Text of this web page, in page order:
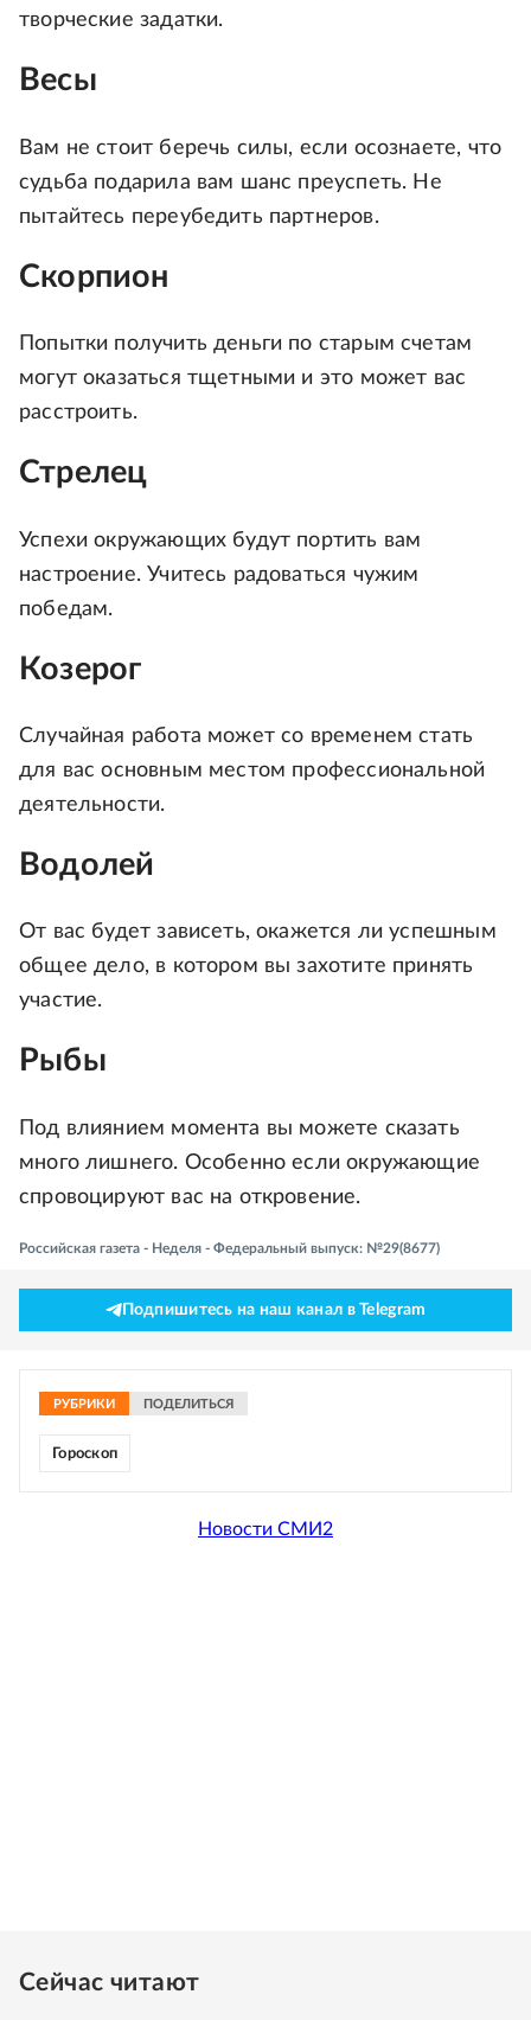
творческие задатки.
Весы
Вам не стоит беречь силы, если осознаете, что
судьба подарила вам шанс преуспеть. Не
пытайтесь переубедить партнеров.
Скорпион
Попытки получить деньги по старым счетам
могут оказаться тщетными и это может вас
расстроить.
Стрелец
Успехи окружающих будут портить вам
настроение. Учитесь радоваться чужим
победам.
Козерог
Случайная работа может со временем стать
для вас основным местом профессиональной
деятельности.
Водолей
От вас будет зависеть, окажется ли успешным
общее дело, в котором вы захотите принять
участие.
Рыбы
Под влиянием момента вы можете сказать
много лишнего. Особенно если окружающие
спровоцируют вас на откровение.
Российская газета - Неделя - Федеральный выпуск: №29(8677)
Подпишитесь на наш канал в Telegram
РУБРИКИ ПОДЕЛИТЬСЯ
Гороскоп
Новости СМИ2
Сейчас читают